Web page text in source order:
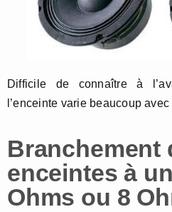
Difficile de connaître à
l’enceinte varie beaucoup
Branchement
enceintes à
Ohms ou 8